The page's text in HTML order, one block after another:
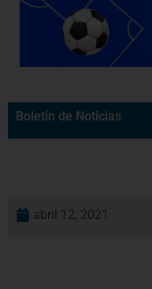
Boletín de Noticias
abril 12, 2021